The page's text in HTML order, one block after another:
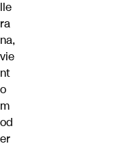
lle
ra
na,
vie
nt
o
m
od
er